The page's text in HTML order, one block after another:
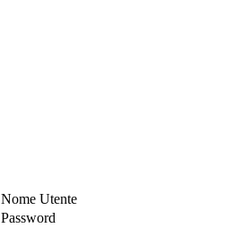
Nome Utente
Password